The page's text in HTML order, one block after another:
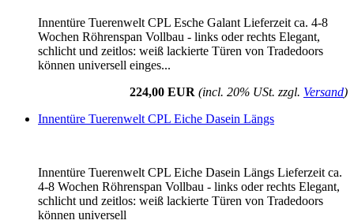
Innentüre Tuerenwelt CPL Esche Galant Lieferzeit ca. 4-8
Wochen Röhrenspan Vollbau - links oder rechts Elegant,
schlicht und zeitlos: weiß lackierte Türen von Tradedoors
können universell einges...
224,00 EUR (incl. 20% USt. zzgl. Versand)
Innentüre Tuerenwelt CPL Eiche Dasein Längs
Innentüre Tuerenwelt CPL Eiche Dasein Längs Lieferzeit ca.
4-8 Wochen Röhrenspan Vollbau - links oder rechts Elegant,
schlicht und zeitlos: weiß lackierte Türen von Tradedoors
können universell